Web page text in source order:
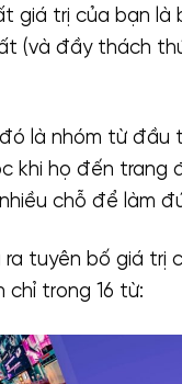
giá trị của bạn là
(và đầy thách
đó là nhóm từ đầu
khi họ đến trang
chỗ để làm
ra tuyên bố giá trị
chỉ trong 16 từ: